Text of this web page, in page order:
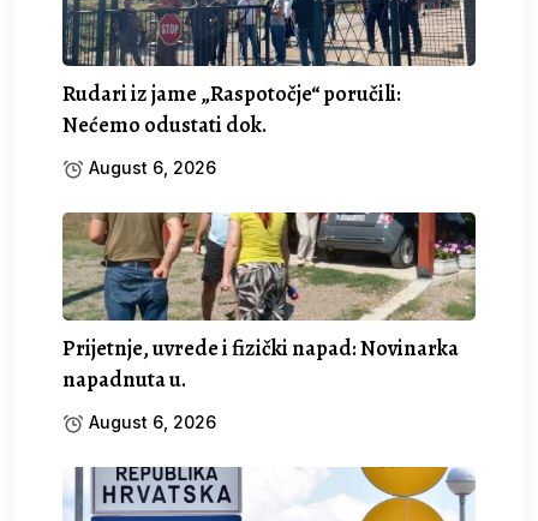
Rudari iz jame „Raspotočje“ poručili:
Nećemo odustati dok.
August 6, 2026
Prijetnje, uvrede i fizički napad: Novinarka
napadnuta u.
August 6, 2026